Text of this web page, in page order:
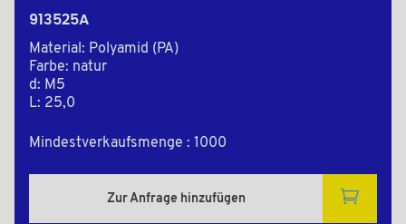
913525A
Material: Polyamid (PA)
Farbe: natur
d: M5
L: 25,0
Mindestverkaufsmenge : 1000
Zur Anfrage hinzufügen